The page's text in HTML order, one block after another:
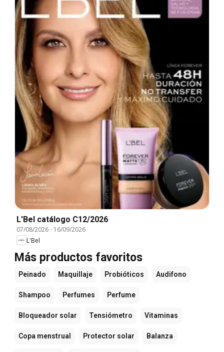
L'Bel catálogo C12/2026
07/08/2026- 16/09/2026
L'Bel
Más productos favoritos
Peinado Maquillaje Probióticos Audifono
Shampoo Perfumes Perfume
Bloqueador solar Tensiómetro Vitaminas
Copa menstrual Protector solar Balanza